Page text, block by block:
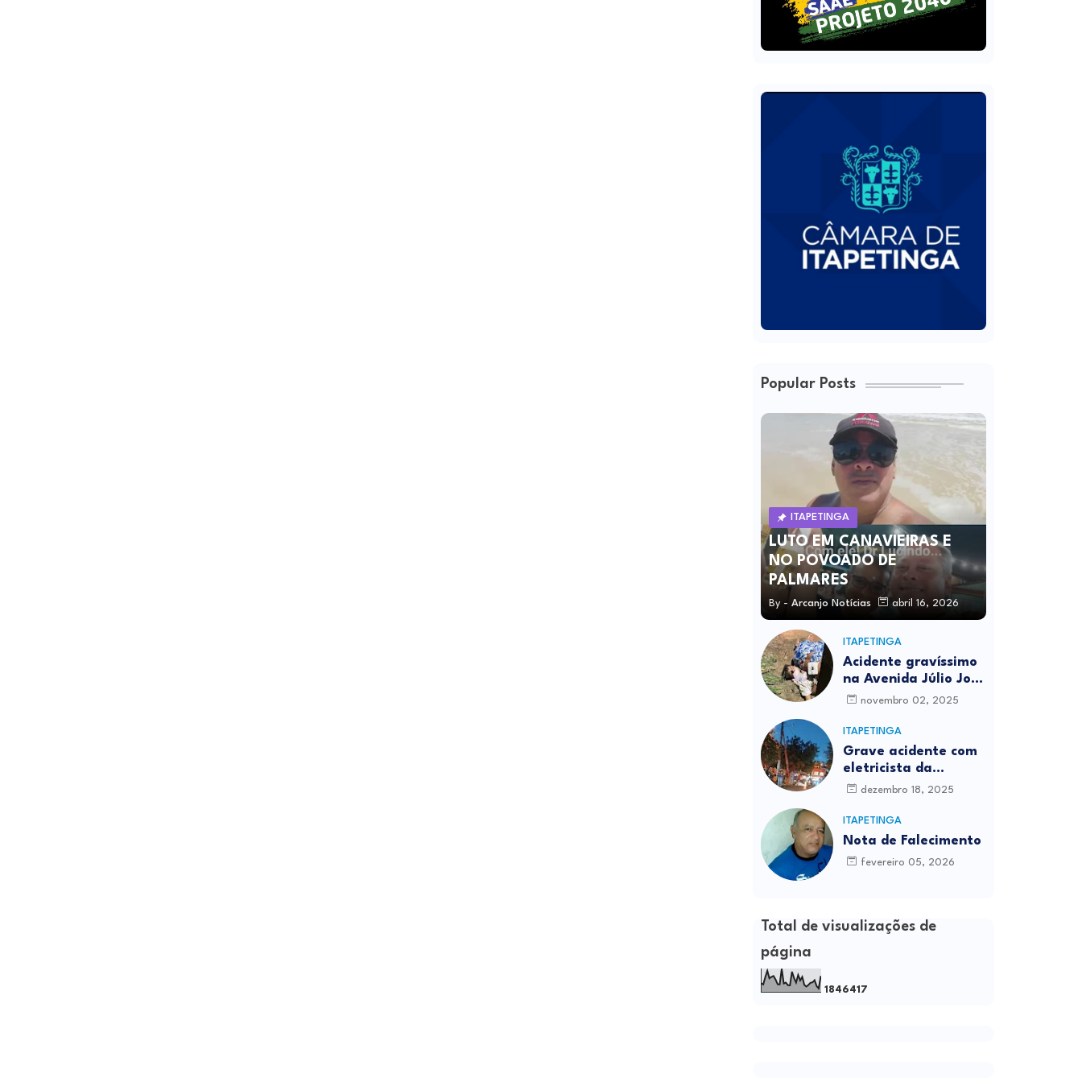
Popular Posts
ITAPETINGA
LUTO EM CANAVIEIRAS E
NO POVOADO DE
PALMARES
By - Arcanjo Notícias abril 16, 2026
ITAPETINGA
Acidente gravíssimo
na Avenida Júlio José
Rodrigues deixa um
novembro 02, 2025
ITAPETINGA
Grave acidente com
eletricista da
Prefeitura é
Itapetinga
dezembro 18, 2025
ITAPETINGA
Nota de Falecimento
fevereiro 05, 2026
Total de visualizações de
página
1 84641 7